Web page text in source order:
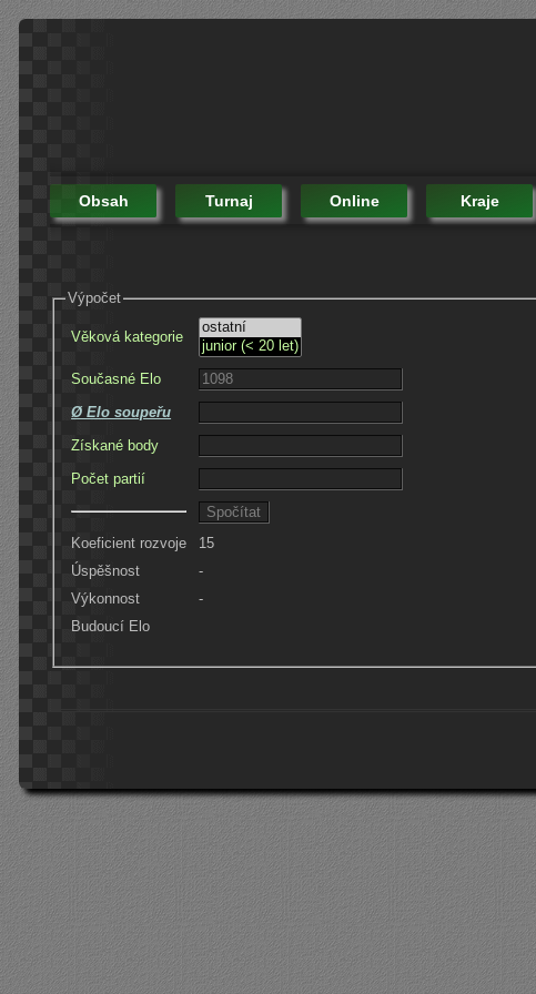
Obsah Turnaj Online Kraje
Výpočet
Věková kategorie
Současné Elo
Ø Elo soupeřu
Získané body
Počet partií
Koeficient rozvoje
15
Úspěšnost
-
Výkonnost
-
Budoucí Elo